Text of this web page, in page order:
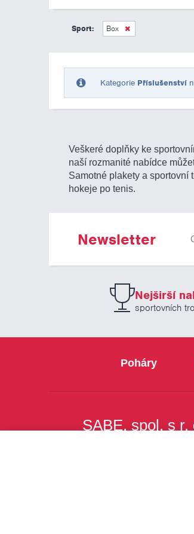
Sport: Box
Kategorie Příslušenství
Veškeré doplňky ke
naší rozmanité nabídce
Samotné plakety a sportovní
hokeje po tenis.
Newsletter
Nejširší
sportovních
Poháry
SABE, spol. s r.